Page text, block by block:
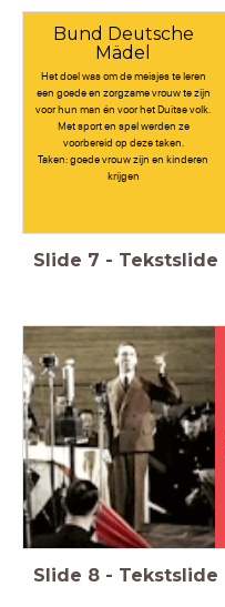
Bund Deutsche
Mädel
Het doel was om de meisjes te leren
een goede en zorgzame vrouw te zijn
voor hun man én voor het Duitse volk.
Met sport en spel werden ze
voorbereid op deze taken.
Taken: goede vrouw zijn en kinderen
krijgen
Slide 7 - Tekstslide
Slide 8 - Tekstslide